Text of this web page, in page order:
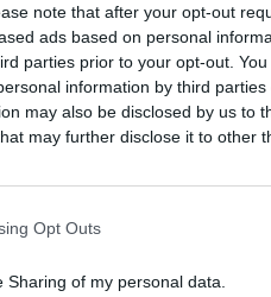
note that after your opt-out
ads based on personal
parties prior to your opt-out.
information by third parties
may also be disclosed by us to
may further disclose it to other
Opt Outs
of my personal data.
του ΦοΔΣΑ Περιφέρειας
Συμβουλίου.